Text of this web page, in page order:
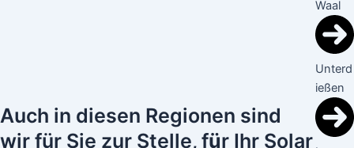
Auch in diesen Regionen sind
wir für Sie zur Stelle, für Ihr Solar
Waal
Unterd
ießen